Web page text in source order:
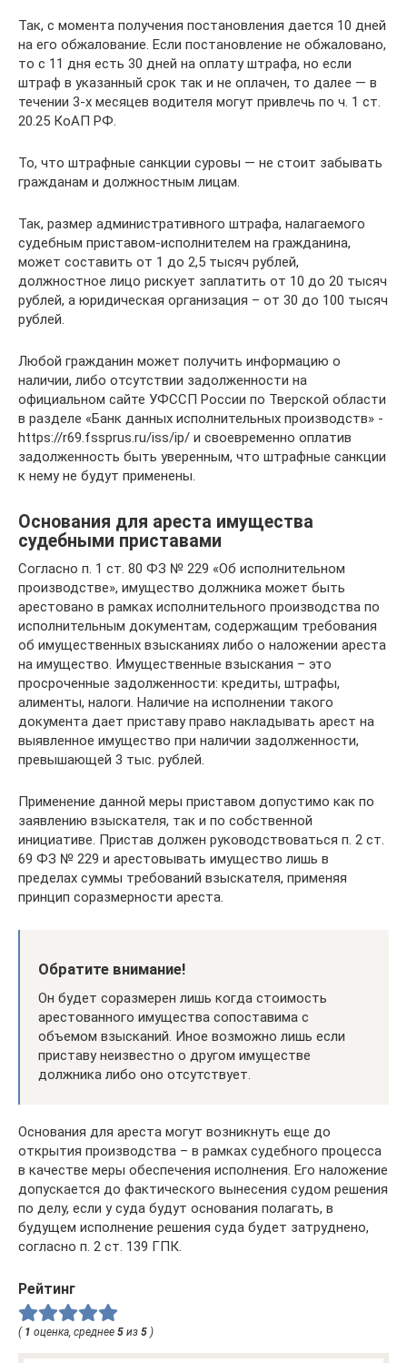
Так, с момента получения постановления дается 10 дней
на его обжалование. Если постановление не обжаловано,
то с 11 дня есть 30 дней на оплату штрафа, но если
штраф в указанный срок так и не оплачен, то далее — в
течении 3-х месяцев водителя могут привлечь по ч. 1 ст.
20.25 КоАП РФ.
То, что штрафные санкции суровы — не стоит забывать
гражданам и должностным лицам.
Так, размер административного штрафа, налагаемого
судебным приставом-исполнителем на гражданина,
может составить от 1 до 2,5 тысяч рублей,
должностное лицо рискует заплатить от 10 до 20 тысяч
рублей, а юридическая организация – от 30 до 100 тысяч
рублей.
Любой гражданин может получить информацию о
наличии, либо отсутствии задолженности на
официальном сайте УФССП России по Тверской области
в разделе «Банк данных исполнительных производств» -
https://r69.fssprus.ru/iss/ip/ и своевременно оплатив
задолженность быть уверенным, что штрафные санкции
к нему не будут применены.
Основания для ареста имущества
судебными приставами
Согласно п. 1 ст. 80 ФЗ № 229 «Об исполнительном
производстве», имущество должника может быть
арестовано в рамках исполнительного производства по
исполнительным документам, содержащим требования
об имущественных взысканиях либо о наложении ареста
на имущество. Имущественные взыскания – это
просроченные задолженности: кредиты, штрафы,
алименты, налоги. Наличие на исполнении такого
документа дает приставу право накладывать арест на
выявленное имущество при наличии задолженности,
превышающей 3 тыс. рублей.
Применение данной меры приставом допустимо как по
заявлению взыскателя, так и по собственной
инициативе. Пристав должен руководствоваться п. 2 ст.
69 ФЗ № 229 и арестовывать имущество лишь в
пределах суммы требований взыскателя, применяя
принцип соразмерности ареста.
Обратите внимание!
Он будет соразмерен лишь когда стоимость
арестованного имущества сопоставима с
объемом взысканий. Иное возможно лишь если
приставу неизвестно о другом имуществе
должника либо оно отсутствует.
Основания для ареста могут возникнуть еще до
открытия производства – в рамках судебного процесса
в качестве меры обеспечения исполнения. Его наложение
допускается до фактического вынесения судом решения
по делу, если у суда будут основания полагать, в
будущем исполнение решения суда будет затруднено,
согласно п. 2 ст. 139 ГПК.
Рейтинг
( 1 оценка, среднее 5 из 5 )